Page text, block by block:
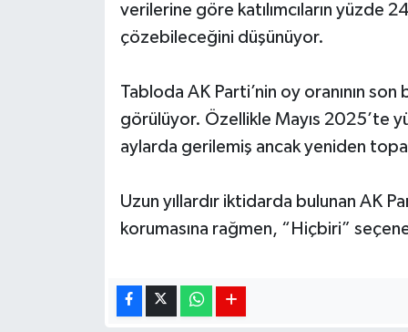
verilerine göre katılımcıların yüzde
çözebileceğini düşünüyor.
Tabloda AK Parti’nin oy oranının
görülüyor. Özellikle Mayıs 2025’te
aylarda gerilemiş ancak yeniden
Uzun yıllardır iktidarda bulunan AK
korumasına rağmen, “Hiçbiri”